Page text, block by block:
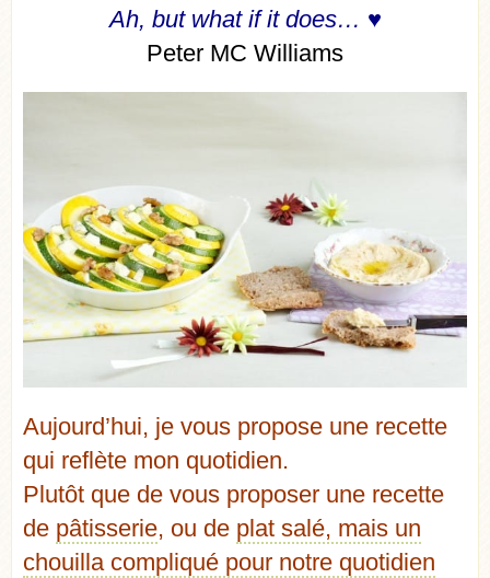
Ah, but what if it does… ♥
Peter MC Williams
Aujourd’hui, je vous propose une recette
qui reflète mon quotidien.
Plutôt que de vous proposer une recette
de pâtisserie, ou de plat salé, mais un
chouilla compliqué pour notre quotidien